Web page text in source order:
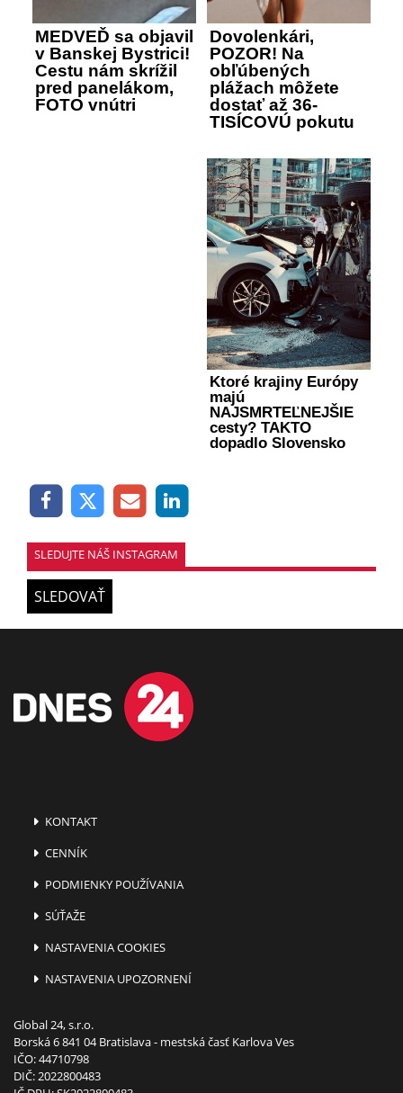
MEDVEĎ sa objavil
v Banskej Bystrici!
Cestu nám skrížil
pred panelákom,
FOTO vnútri
Dovolenkári,
POZOR! Na
obľúbených
plážach môžete
dostať až 36-
TISÍCOVÚ pokutu
Ktoré krajiny Európy
majú
NAJSMRTEĽNEJŠIE
cesty? TAKTO
dopadlo Slovensko
SLEDUJTE NÁŠ INSTAGRAM
SLEDOVAŤ
KONTAKT
CENNÍK
PODMIENKY POUŽÍVANIA
SÚŤAŽE
NASTAVENIA COOKIES
NASTAVENIA UPOZORNENÍ
Global 24, s.r.o.
Borská 6 841 04 Bratislava - mestská časť Karlova Ves
IČO: 44710798
DIČ: 2022800483